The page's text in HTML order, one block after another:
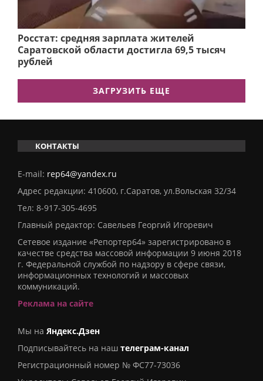
Росстат: средняя зарплата жителей
Саратовской области достигла 69,5 тысяч
рублей
ЗАГРУЗИТЬ ЕЩЕ
КОНТАКТЫ
E-mail: rep64@yandex.ru
Адрес редакции: 410600, г.Саратов, ул.Вольская 32/34
Тел: 8-917-305-4695
Главный редактор: Савельев Георгий Игоревич
Сетевое издание «Репортер64» зарегистрировано в
качестве средства массовой информации 9 июня 2018
г. Федеральной службой по надзору в сфере связи,
информационных технологий и массовых
коммуникаций.
Реклама на сайте
Мы на Яндекс.Дзен
Подписывайтесь на наш телеграм-канал
Регистрационный номер № ФС77-73036